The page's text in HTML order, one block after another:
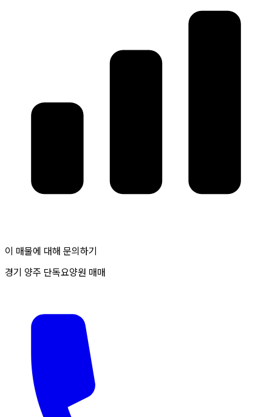
이 매물에 대해 문의하기
경기 양주 단독요양원 매매